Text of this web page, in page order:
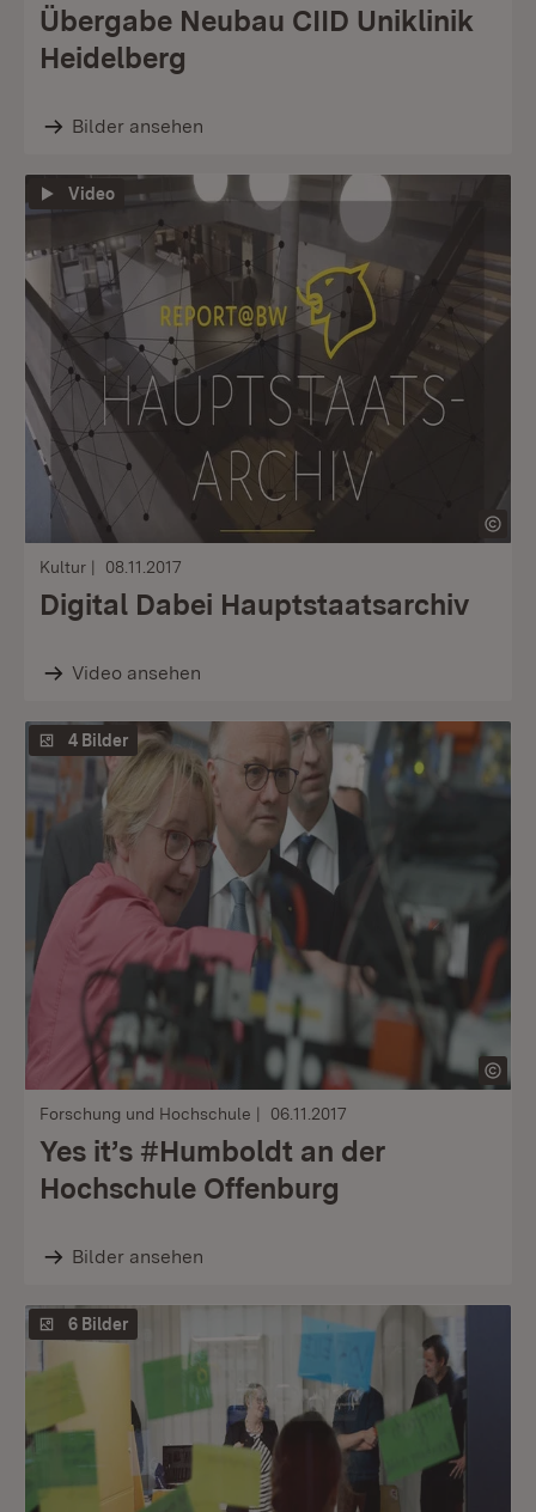
Übergabe Neubau CIID Uniklinik
Heidelberg
Bilder ansehen
Video
Kultur 08.11.2017
Digital Dabei Hauptstaatsarchiv
Video ansehen
4 Bilder
Forschung und Hochschule 06.11.2017
Yes it’s #Humboldt an der
Hochschule Offenburg
Bilder ansehen
6 Bilder